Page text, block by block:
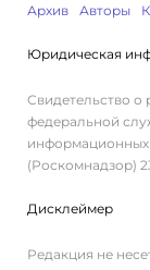
Архив
Авторы
Юридическая
Свидетельство
федеральной
информационных
(Роскомнадзор)
Дисклеймер
Редакция не